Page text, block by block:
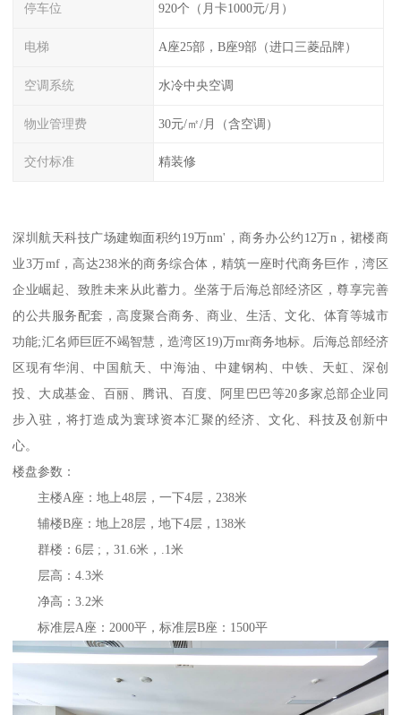
停车位 920个（月卡1000元/月）
电梯 A座25部，B座9部（进口三菱品牌）
空调系统 水冷中央空调
物业管理费 30元/㎡/月（含空调）
交付标准 精装修
深圳航天科技广场建蜘面积约19万nm'，商务办公约12万n，裙楼商
业3万mf，高达238米的商务综合体，精筑一座时代商务巨作，湾区
企业崛起、致胜未来从此蓄力。坐落于后海总部经济区，尊享完善
的公共服务配套，高度聚合商务、商业、生活、文化、体育等城市
功能;汇名师巨匠不竭智慧，造湾区19)万mr商务地标。后海总部经济
区现有华润、中国航天、中海油、中建钢构、中铁、天虹、深创
投、大成基金、百丽、腾讯、百度、阿里巴巴等20多家总部企业同
步入驻，将打造成为寰球资本汇聚的经济、文化、科技及创新中
心。
楼盘参数：
主楼A座：地上48层，一下4层，238米
辅楼B座：地上28层，地下4层，138米
群楼：6层 ;，31.6米，.1米
层高：4.3米
净高：3.2米
标准层A座：2000平，标准层B座：1500平